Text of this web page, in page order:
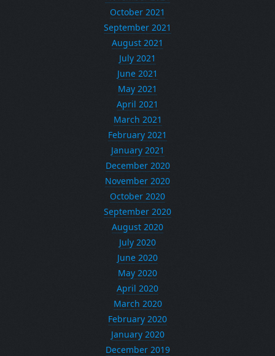
October 2021
September 2021
August 2021
July 2021
June 2021
May 2021
April 2021
March 2021
February 2021
January 2021
December 2020
November 2020
October 2020
September 2020
August 2020
July 2020
June 2020
May 2020
April 2020
March 2020
February 2020
January 2020
December 2019